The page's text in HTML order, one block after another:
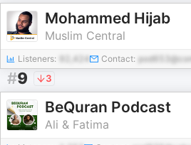
Mohammed Hijab
Muslim Central
Listeners: 92,424 Contact:
#9 3
BeQuran Podcast
Ali & Fatima